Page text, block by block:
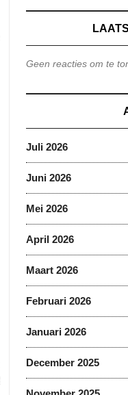
Geen reacties om te
Juli 2026
Juni 2026
Mei 2026
April 2026
Maart 2026
Februari 2026
Januari 2026
December 2025